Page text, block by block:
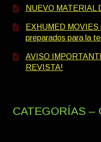
NUEVO MATERIAL
EXHUMED
preparados para la
AVISO
REVISTA!
CATEGORÍAS –